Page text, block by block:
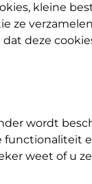
kleine
deze
wordt
weet of u